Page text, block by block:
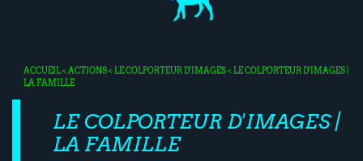
ACCUEIL<ACTIONS< LE COLPORTEUR D'IMAGES< LE COLPORTEUR D'IMAGES |
LA FAMILLE
LE COLPORTEUR D'IMAGES |
LA FAMILLE